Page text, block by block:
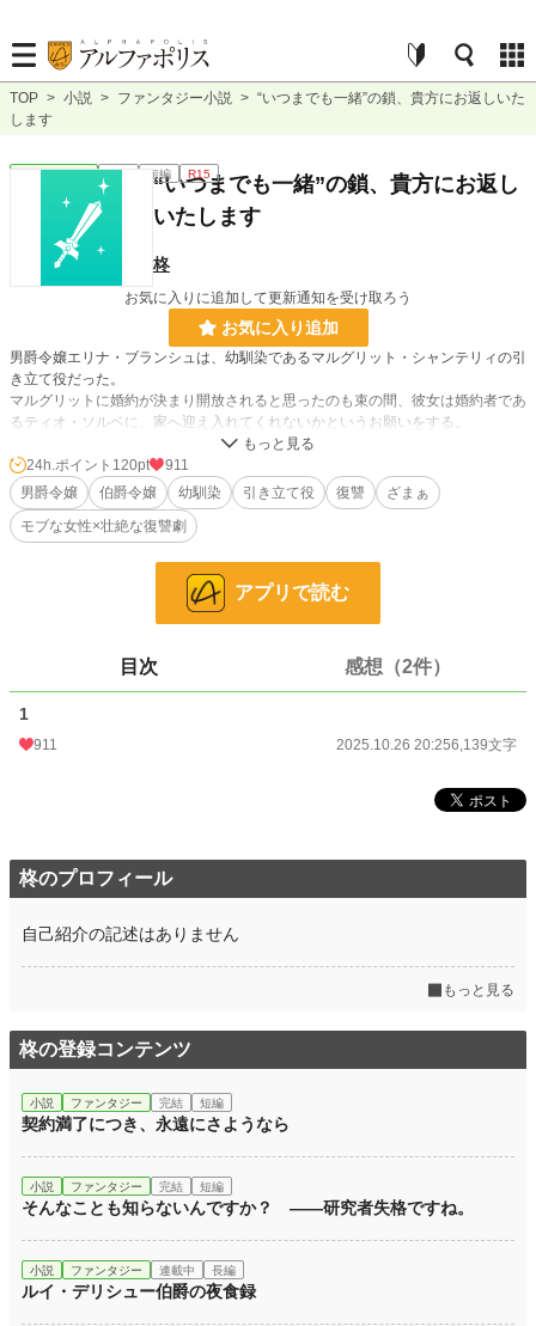
TOP > 小説 > ファンタジー小説 > “いつまでも一緒”の鎖、貴方にお返しいた
します
ファンタジー 完結 短編 R15
“いつまでも一緒”の鎖、貴方にお返し
いたします
柊
お気に入りに追加して更新通知を受け取ろう
お気に入り追加
男爵令嬢エリナ・ブランシュは、幼馴染であるマルグリット・シャンテリィの引
き立て役だった。
マルグリットに婚約が決まり開放されると思ったのも束の間、彼女は婚約者であ
るティオ・ソルベに、家へ迎え入れてくれないかというお願いをする。
それをティオに承諾されたエリナは、冷酷な手段をとることを決意し……。
※複数のサイトに投稿しております。
小説 9,940 位 / 228,850 件
1,966 位 / 53,335 件
月間ポイント
年間ポイント 113,459 pt (5,369 位)
24h.ポイント 120pt
911
男爵令嬢
伯爵令嬢 幼馴染 引き立て役 復讐
ざまぁ
モブな女性×壮絶な復讐劇
アプリで読む
目次 感想（2件）
1
911 2025.10.26 20:256,139文字
柊のプロフィール
自己紹介の記述はありません
もっと見る
柊の登録コンテンツ
小説 ファンタジー 完結 短編
契約満了につき、永遠にさようなら
小説 ファンタジー 完結 短編
そんなことも知らないんですか？ ――研究者失格ですね。
小説 ファンタジー 連載中 長編
ルイ・デリシュー伯爵の夜食録